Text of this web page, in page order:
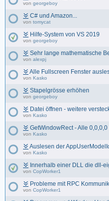
von georgeboy
C# und Amazon...
von tomycat
Hilfe-System von VS 2019
von georgeboy
Sehr lange mathematische
von alexpj
Alle Fullscreen Fenster
von Kasko
Stapelgrösse erhöhen
von georgeboy
Datei öffnen - weitere
von Kasko
GetWindowRect - Alle
von Kasko
Auslesen der
von Kasko
Innerhalb einer DLL die dll-
von CopWorker1
Probleme mit RPC
von CopWorker1